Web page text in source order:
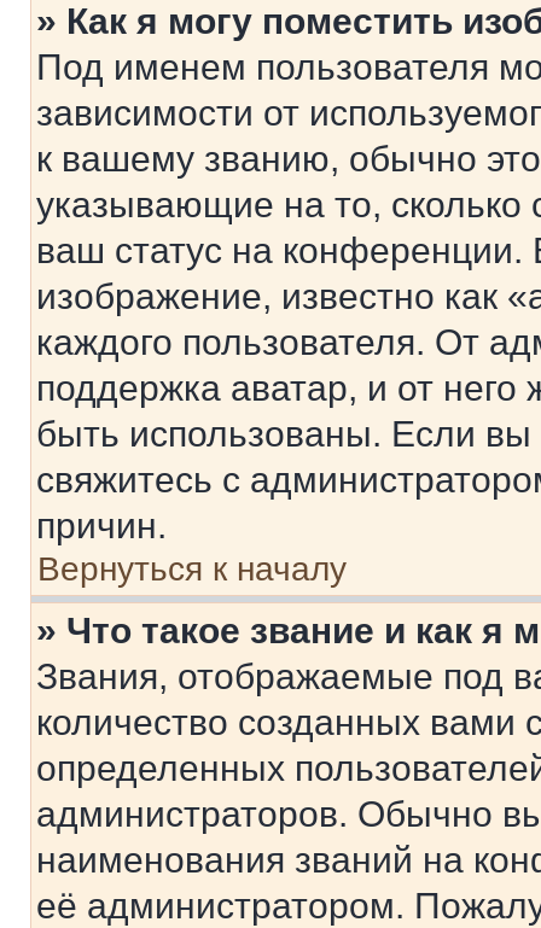
» Как я могу поместить
Под именем пользователя
зависимости от
к вашему званию, обычно это
указывающие на то,
ваш статус на
изображение, известно как
каждого пользователя. От
поддержка аватар, и от него
быть использованы. Если
свяжитесь с
причин.
Вернуться к началу
» Что такое звание и как я
Звания, отображаемые под
количество созданных
определенных
администраторов. Обычно
наименования званий на
её администратором.